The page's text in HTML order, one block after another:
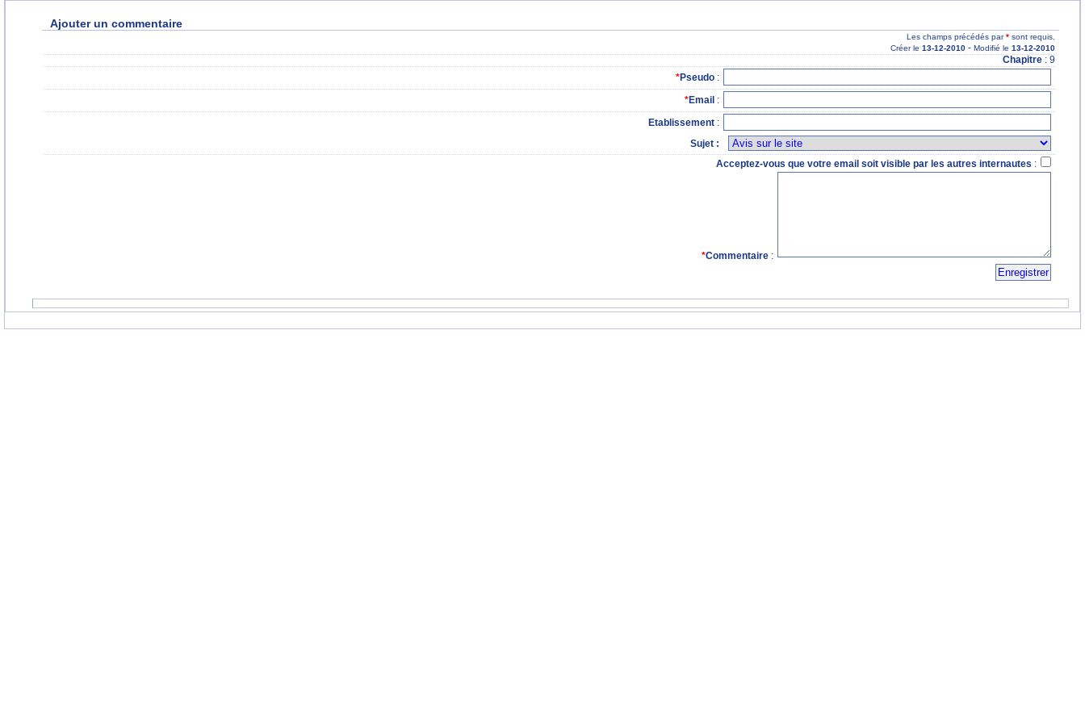
Ajouter un commentaire
Les champs précédés par* sont requis.
Créer le 13-12-2010 - Modifié le 13-12-2010
Chapitre : 9
*Pseudo :
*Email :
Etablissement :
Sujet :
Acceptez-vous que votre email soit visible par les autres internautes :
*Commentaire: